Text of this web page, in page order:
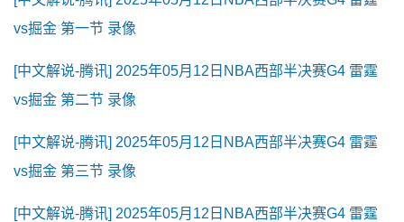
vs掘金 第一节 录像
[中文解说-腾讯] 2025年05月12日NBA西部半决赛G4 雷霆
vs掘金 第二节 录像
[中文解说-腾讯] 2025年05月12日NBA西部半决赛G4 雷霆
vs掘金 第三节 录像
[中文解说-腾讯] 2025年05月12日NBA西部半决赛G4 雷霆